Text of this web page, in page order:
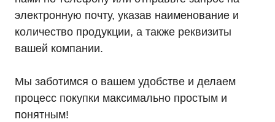
электронную почту, указав наименование и
количество продукции, а также реквизиты
вашей компании.
Мы заботимся о вашем удобстве и делаем
процесс покупки максимально простым и
понятным!